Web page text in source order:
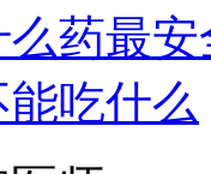
药最安
吃什么